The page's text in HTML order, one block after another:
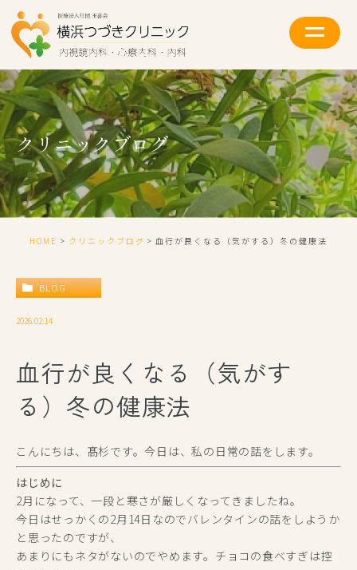
クリニックブログ
HOME クリニックブログ 血行が良くなる（気がする）冬の健康法
BLOG
2026.02.14
血行が良くなる（気がす
る）冬の健康法
こんにちは、髙杉です。今日は、私の日常の話をします。
はじめに
2月になって、一段と寒さが厳しくなってきましたね。
今日はせっかくの2月14日なのでバレンタインの話をしようか
と思ったのですが、
あまりにもネタがないのでやめます。チョコの食べすぎは控